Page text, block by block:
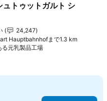
に入りに追加
ュトゥットガルト シ
示
ランク
24,247
Hauptbahnhofまで1.3 km
る元乳製品工場料金を表示